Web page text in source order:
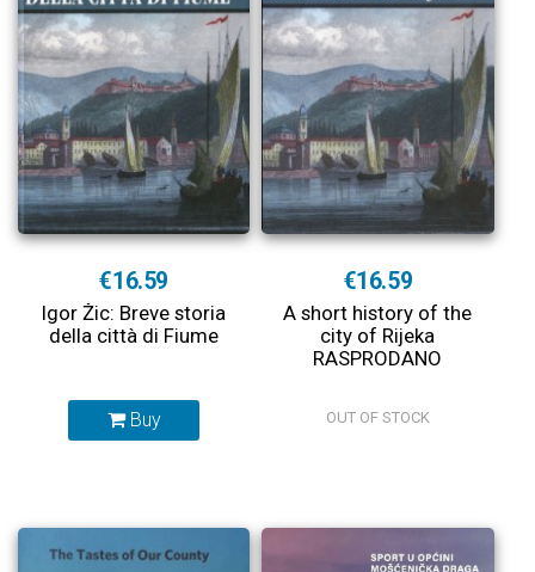
€16.59
Igor Žic: Breve storia
della città di Fiume
Buy
€16.59
A short history of the
city of Rijeka
RASPRODANO
OUT OF STOCK